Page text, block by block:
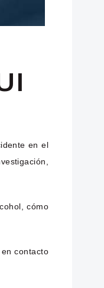
en el
cómo
contacto